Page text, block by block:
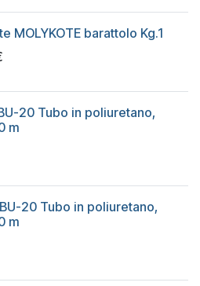
MOLYKOTE barattolo Kg.1
20 Tubo in poliuretano,
m
20 Tubo in poliuretano,
m